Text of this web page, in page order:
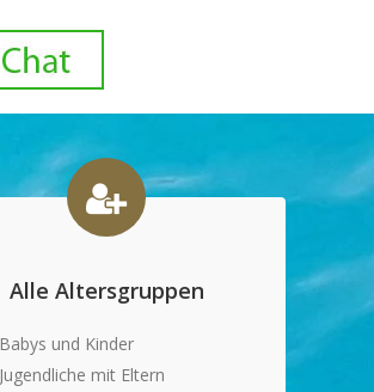
Alle Altersgruppen
Babys und Kinder
Jugendliche mit Eltern